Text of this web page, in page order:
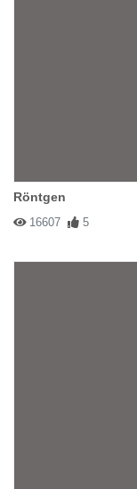
Röntgen
16607 5